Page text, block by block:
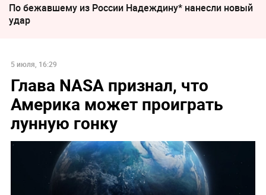
По бежавшему из России Надеждину* нанесли новый
удар
5 июля, 16:29
Глава NASA признал, что
Америка может проиграть
лунную гонку